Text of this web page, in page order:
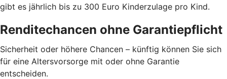
gibt es jährlich bis zu 300 Euro Kinderzulage pro Kind.
Renditechancen ohne Garantiepflicht
Sicherheit oder höhere Chancen – künftig können Sie sich
für eine Altersvorsorge mit oder ohne Garantie
entscheiden.